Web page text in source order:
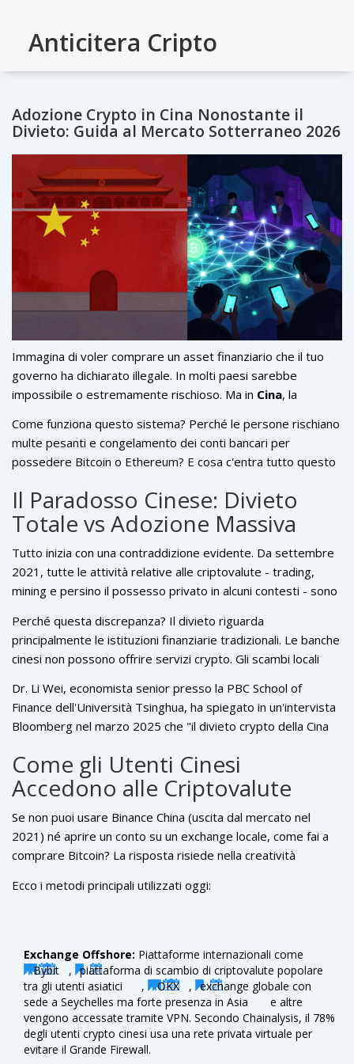
Anticitera Cripto
Adozione Crypto in Cina Nonostante il
Divieto: Guida al Mercato Sotterraneo 2026
Immagina di voler comprare un asset finanziario che il tuo
governo ha dichiarato illegale. In molti paesi sarebbe
impossibile o estremamente rischioso. Ma in Cina, la
miliardi di persone, circa 59 milioni di cittadini lo fanno
regolarmente. È un paradosso affascinante e pericoloso:
nonostante il divieto totale imposto nel 2021, l'adozione
delle criptovalute in Cina non è scomparsa. Si è solo
nascosta.
Come funziona questo sistema? Perché le persone rischiano
multe pesanti e congelamento dei conti bancari per
possedere Bitcoin o Ethereum? E cosa c'entra tutto questo
Cinese? Analizziamo la realtà dietro le quinte del mercato
crypto cinese nel 2026.
Il Paradosso Cinese: Divieto
Totale vs Adozione Massiva
Tutto inizia con una contraddizione evidente. Da settembre
2021, tutte le attività relative alle criptovalute - trading,
mining e persino il possesso privato in alcuni contesti - sono
Popolare Cinese (PBoC). Eppure, secondo i dati aggiornati a
metà 2025 da CoinLaw, la Cina ospita la seconda più grande
base di utenti crypto al mondo, subito dopo l'India.
Perché questa discrepanza? Il divieto riguarda
principalmente le istituzioni finanziarie tradizionali. Le banche
cinesi non possono offrire servizi crypto. Gli scambi locali
spesso la alimenta. Gli investitori cinesi vedono nelle
criptovalute uno strumento per due obiettivi principali:
proteggersi dall'inflazione interna e aggirare i rigorosi
controlli sui capitali che impediscono di spostare denaro
all'estero liberamente.
Dr. Li Wei, economista senior presso la PBC School of
Finance dell'Università Tsinghua, ha spiegato in un'intervista
Bloomberg nel marzo 2025 che "il divieto crypto della Cina
individuale". Stima che tra il 15% e il 20% degli adulti cinesi
abbia effettuato almeno una transazione crypto, nonostante
Come gli Utenti Cinesi
Accedono alle Criptovalute
Se non puoi usare Binance China (uscita dal mercato nel
2021) né aprire un conto su un exchange locale, come fai a
comprare Bitcoin? La risposta risiede nella creatività
Ecco i metodi principali utilizzati oggi:
Exchange Offshore: Piattaforme internazionali come
Bybit
, piattaforma di scambio di criptovalute popolare
tra gli utenti asiatici
, OKX , exchange globale con
sede a Seychelles ma forte presenza in Asia
e altre
vengono accessate tramite VPN. Secondo Chainalysis, il 78%
degli utenti crypto cinesi usa una rete privata virtuale per
evitare il Grande Firewall.